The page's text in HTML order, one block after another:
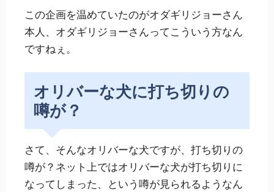
この企画を温めていたのがオダギリジョーさん
本人、オダギリジョーさんってこういう方なん
ですねぇ。
オリバーな犬に打ち切りの
噂が？
さて、そんなオリバーな犬ですが、打ち切りの
噂が？ネット上ではオリバーな犬が打ち切りに
なってしまった、という噂が見られるようなん